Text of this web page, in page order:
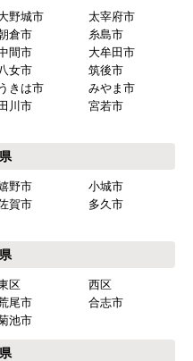
たか？
すか？
モバイルから）
は？】
ましたか？】
、
野城市
太宰府市
倉市
糸島市
間市
大牟田市
八女市
筑後市
うきは市
みやま市
川市
宮若市
野市
小城市
賀市
多久市
区
西区
尾市
合志市
池市